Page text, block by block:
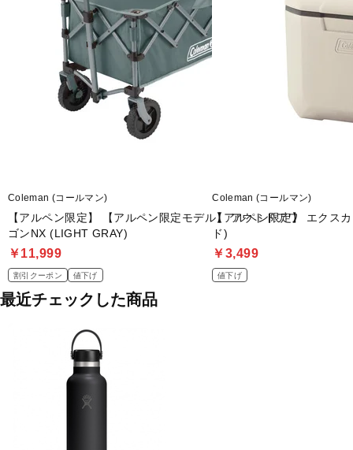
Coleman (コールマン)
【アルペン限定】 【アルペン限定モデル】 アウトドアワ
ゴンNX (LIGHT GRAY)
￥11,999
割引クーポン 値下げ
Coleman (コールマン)
【アルペン限定】 エクス
ド)
￥3,499
値下げ
最近チェックした商品